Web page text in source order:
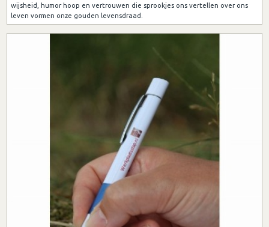
wijsheid, humor hoop en vertrouwen die sprookjes ons vertellen over ons
leven vormen onze gouden levensdraad.